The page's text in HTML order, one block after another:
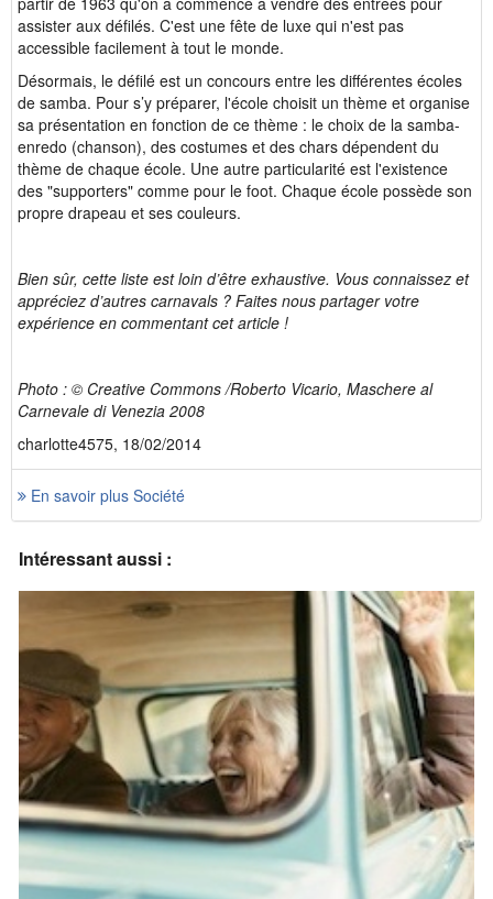
assister aux défilés. C'est une fête de luxe qui n'est pas
accessible facilement à tout le monde.
Désormais, le défilé est un concours entre les différentes écoles
de samba. Pour s’y préparer, l'école choisit un thème et organise
sa présentation en fonction de ce thème : le choix de la samba-
enredo (chanson), des costumes et des chars dépendent du
thème de chaque école. Une autre particularité est l'existence
des "supporters" comme pour le foot. Chaque école possède son
propre drapeau et ses couleurs.
Bien sûr, cette liste est loin d’être exhaustive. Vous connaissez et
appréciez d’autres carnavals ? Faites nous partager votre
expérience en commentant cet article !
Photo : © Creative Commons /Roberto Vicario, Maschere al
Carnevale di Venezia 2008
charlotte4575, 18/02/2014
En savoir plus Société
Intéressant aussi :